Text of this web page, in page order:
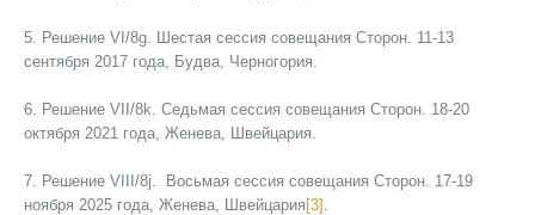
5. Решение VI/8g. Шестая сессия совещания Сторон. 11-13
сентября 2017 года, Будва, Черногория.
6. Решение VII/8k. Седьмая сессия совещания Сторон. 18-20
октября 2021 года, Женева, Швейцария.
7. Решение VIII/8j. Восьмая сессия совещания Сторон. 17-19
ноября 2025 года, Женева, Швейцария[3]